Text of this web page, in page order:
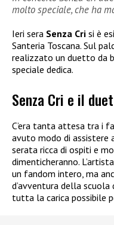
molto speciale, che ha
Ieri sera Senza Cri si è
Santeria Toscana. Sul
realizzato un duetto da
speciale dedica.
Senza Cri e il
C’era tanta attesa tra i
avuto modo di assistere
serata ricca di ospiti e
dimenticheranno.
un fandom intero, ma
d’avventura della scuola
tutta la carica possibile